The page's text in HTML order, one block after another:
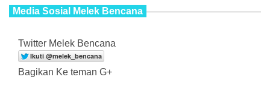
Media Sosial Melek Bencana
Twitter Melek Bencana
Bagikan Ke teman G+